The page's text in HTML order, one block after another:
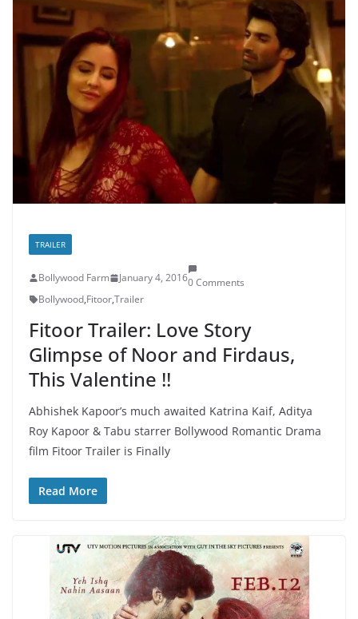
TRAILER
Bollywood Farm January 4, 20160 Comments
Bollywood,Fitoor,Trailer
Fitoor Trailer: Love Story
Glimpse of Noor and Firdaus,
This Valentine !!
Abhishek Kapoor’s much awaited Katrina Kaif, Aditya
Roy Kapoor & Tabu starrer Bollywood Romantic Drama
film Fitoor Trailer is Finally
Read More